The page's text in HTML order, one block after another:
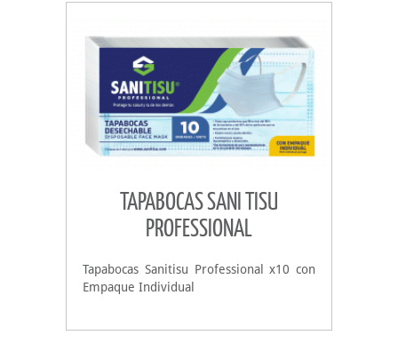
TAPABOCAS SANI TISU
PROFESSIONAL
Tapabocas Sanitisu Professional x10 con
Empaque Individual